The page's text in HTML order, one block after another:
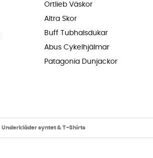
Ortlieb Väskor
Altra Skor
Buff Tubhalsdukar
Abus Cykelhjälmar
Patagonia Dunjackor
Underkläder syntet & T-Shirts